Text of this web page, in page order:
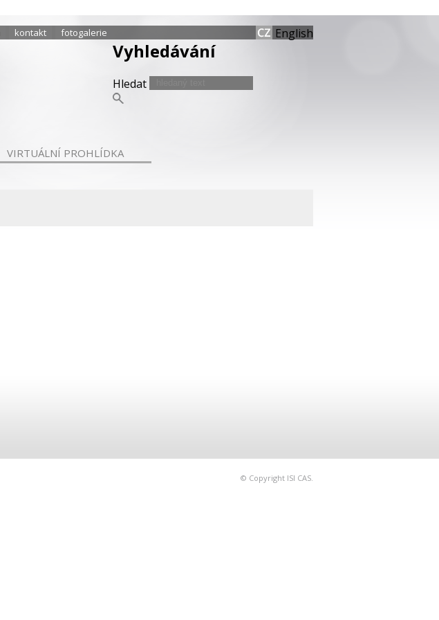
kontakt fotogalerie
Vyhledávání
Hledat
English
VIRTUÁLNÍ PROHLÍDKA
© Copyright ISI CAS.